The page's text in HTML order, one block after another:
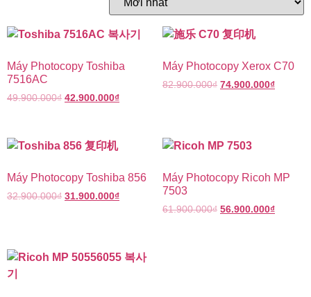
Máy Photocopy Toshiba
7516AC
49.900.000₫ 42.900.000₫
Máy Photocopy Xerox C70
82.900.000₫ 74.900.000₫
Máy Photocopy Toshiba 856
32.900.000₫ 31.900.000₫
Máy Photocopy Ricoh MP
7503
61.900.000₫ 56.900.000₫